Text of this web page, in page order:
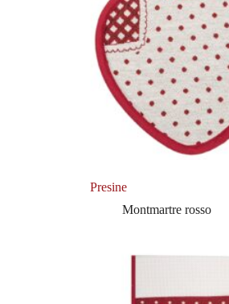
Presine
Montmartre rosso